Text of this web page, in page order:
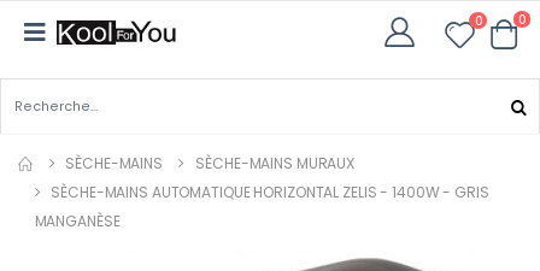
0 0
SÈCHE-MAINS
SÈCHE-MAINS MURAUX
SÈCHE-MAINS AUTOMATIQUE HORIZONTAL ZELIS - 1400W - GRIS
MANGANÈSE